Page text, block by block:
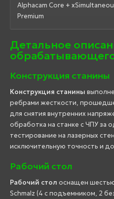
Alphacam Core +
Premium
Детальное
Конструкция станины
Конструкция станины
ребрами жесткости,
для снятия внутренних
обработка на станке с ЧПУ за
тестирование на лазерных
исключительную точность и
Рабочий стол
Рабочий стол оснащен
Schmalz (4 с подъемником, 2